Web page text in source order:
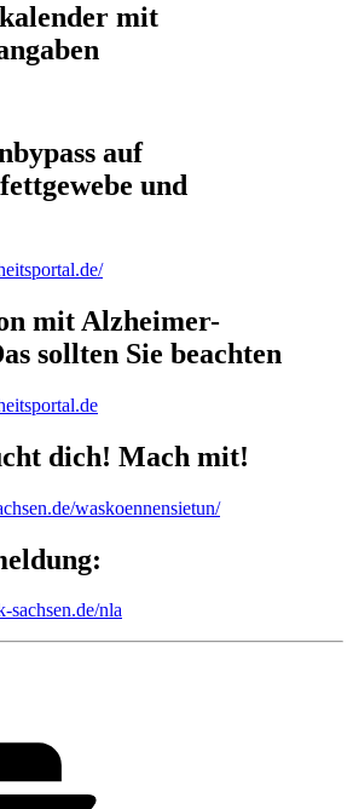
mit
auf
und
mit Alzheimer-
sollten Sie beachten
dich! Mach mit!
waskoennensietun/
sachsen.de/nla